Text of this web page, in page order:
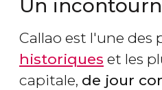
Un
Callao est l'une des
historiques et les
capitale, de jour